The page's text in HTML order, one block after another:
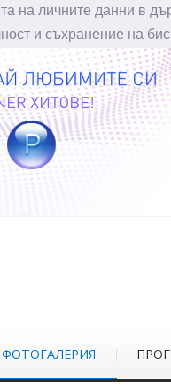
на личните данни в
и съхранение на
ФОТОГАЛЕРИЯ